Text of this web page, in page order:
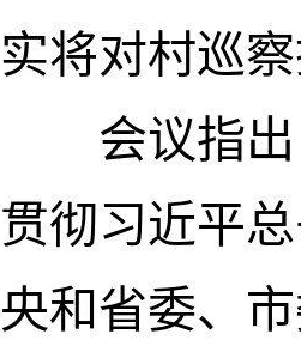
实将对村巡
会议指
贯彻习近平
央和省委、